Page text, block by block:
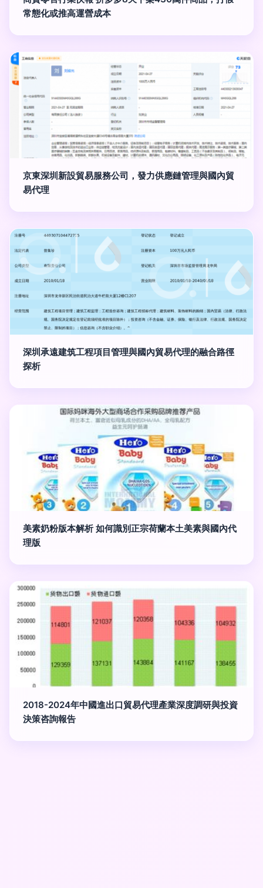
常態化或推高運營成本
京東深圳新設貿易服務公司，發力供應鏈管理與國內貿
易代理
深圳承遠建筑工程項目管理與國內貿易代理的融合路徑
探析
美素奶粉版本解析 如何識別正宗荷蘭本土美素與國內代
理版
2018-2024年中國進出口貿易代理產業深度調研與投資
決策咨詢報告